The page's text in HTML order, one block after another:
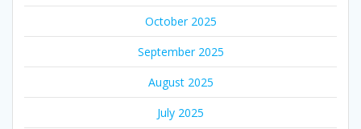
October 2025
September 2025
August 2025
July 2025